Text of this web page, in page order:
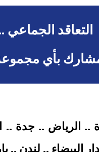
التعاقد الجماعي …
بأي
.. الرياض ..
.. لندن ..